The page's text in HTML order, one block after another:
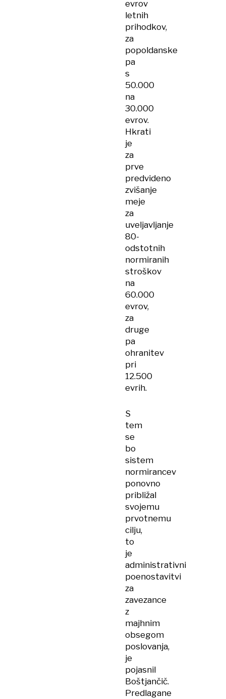
evrov
letnih
prihodkov,
za
popoldanske
pa
s
50.000
na
30.000
evrov.
Hkrati
je
za
prve
predvideno
zvišanje
meje
za
uveljavljanje
80-
odstotnih
normiranih
stroškov
na
60.000
evrov,
za
druge
pa
ohranitev
pri
12.500
evrih.
S
tem
se
bo
sistem
normirancev
ponovno
približal
svojemu
prvotnemu
cilju,
to
je
administrativni
poenostavitvi
za
zavezance
z
majhnim
obsegom
poslovanja,
je
pojasnil
Boštjančič.
Predlagane